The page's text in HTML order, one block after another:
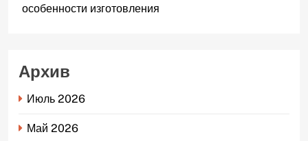
особенности изготовления
Архив
Июль 2026
Май 2026